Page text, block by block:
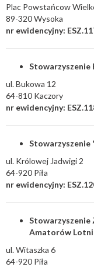
Plac Powstańcow
89-320 Wysoka
nr ewidencyjny:
Stowarzyszenie
ul. Bukowa 12
64-810 Kaczory
nr ewidencyjny:
Stowarzyszenie
ul. Królowej Jadwigi 2
64-920 Piła
nr ewidencyjny:
Stowarzyszenie
Amatorów
ul. Witaszka 6
64-920 Piła